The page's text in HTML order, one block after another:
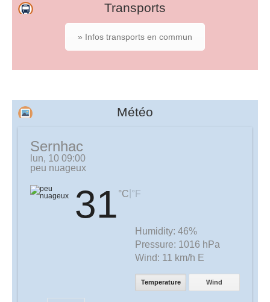
Transports
» Infos transports en commun
Météo
Sernhac
lun, 10 09:00
peu nuageux
31 °C °F
Humidity: 46%
Pressure: 1016 hPa
Wind: 11 km/h E
Temperature Wind